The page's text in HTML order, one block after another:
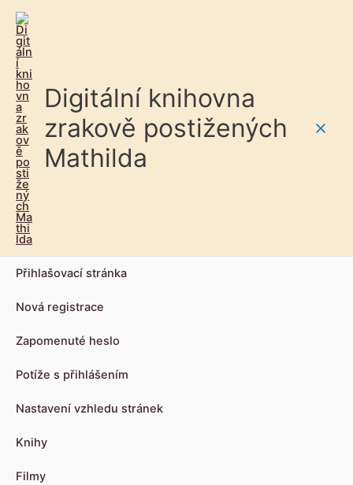
Digitální knihovna
zrakově postižených
Mathilda
Přihlašovací stránka
Nová registrace
Zapomenuté heslo
Potíže s přihlášením
Nastavení vzhledu stránek
Knihy
Filmy